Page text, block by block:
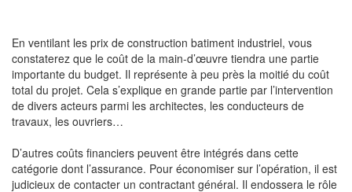
En ventilant les prix de construction batiment industriel, vous
constaterez que le coût de la main-d’œuvre tiendra une partie
importante du budget. Il représente à peu près la moitié du coût
total du projet. Cela s’explique en grande partie par l’intervention
de divers acteurs parmi les architectes, les conducteurs de
travaux, les ouvriers…
D’autres coûts financiers peuvent être intégrés dans cette
catégorie dont l’assurance. Pour économiser sur l’opération, il est
judicieux de contacter un contractant général. Il endossera le rôle